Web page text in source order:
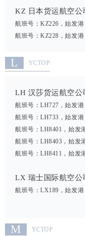
KZ 日本货运航空公
航班号：KZ226，始发
航班号：KZ228，始发
L YCTOP
LH 汉莎货运航空公
航班号：LH727，始发
航班号：LH733，始发
航班号：LH8401，始发
航班号：LH8403，始发
航班号：LH8411，始发
LX 瑞士国际航空公
航班号：LX189，始发
M YCTOP